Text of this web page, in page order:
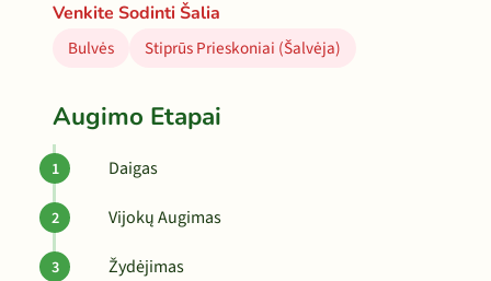
Venkite Sodinti Šalia
Bulvės
Stiprūs Prieskoniai (Šalvėja)
Augimo Etapai
Daigas
Vijokų Augimas
Žydėjimas